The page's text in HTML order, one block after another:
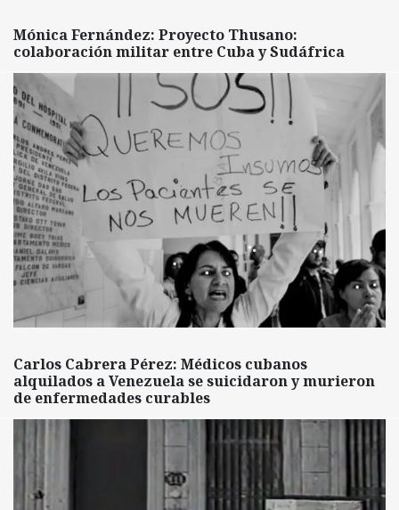
Mónica Fernández: Proyecto Thusano:
colaboración militar entre Cuba y Sudáfrica
Carlos Cabrera Pérez: Médicos cubanos
alquilados a Venezuela se suicidaron y murieron
de enfermedades curables